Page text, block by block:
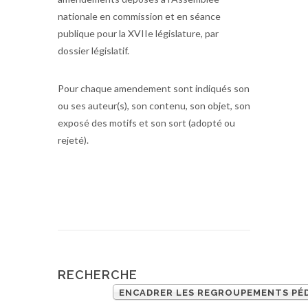
nationale en commission et en séance
publique pour la XVIIe législature, par
dossier législatif.
Pour chaque amendement sont indiqués son
ou ses auteur(s), son contenu, son objet, son
exposé des motifs et son sort (adopté ou
rejeté).
RECHERCHE